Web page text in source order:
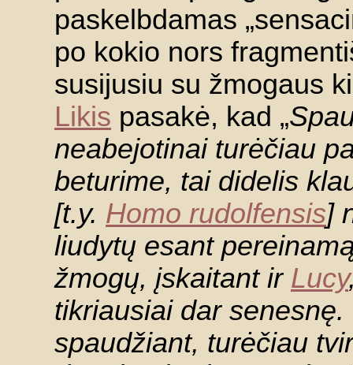
paskelbdamas
po kokio nors
susijusiu su žmogaus
Likis pasakė, kad „
neabejotinai turėčiau
beturime, tai didelis
[t.y. Homo rudolfensis]
liudytų esant
žmogų, įskaitant ir Lucy
tikriausiai dar senesnę.
spaudžiant, turėčiau